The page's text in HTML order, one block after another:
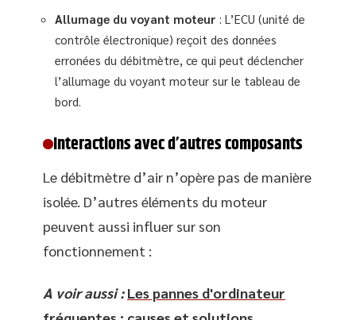
Allumage du voyant moteur : L’ECU (unité de
contrôle électronique) reçoit des données
erronées du débitmètre, ce qui peut déclencher
l’allumage du voyant moteur sur le tableau de
bord.
Interactions avec d’autres composants
Le débitmètre d’air n’opère pas de manière
isolée. D’autres éléments du moteur
peuvent aussi influer sur son
fonctionnement :
A voir aussi : Les pannes d'ordinateur